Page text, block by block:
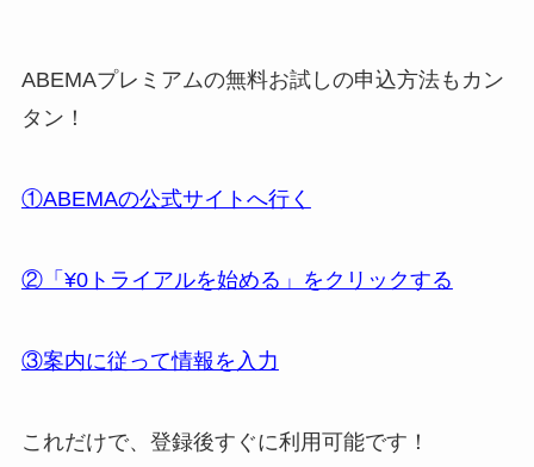
ABEMAプレミアムの無料お試しの申込方法もカン
タン！
①ABEMAの公式サイトへ行く
②「¥0トライアルを始める」をクリックする
③案内に従って情報を入力
これだけで、登録後すぐに利用可能です！